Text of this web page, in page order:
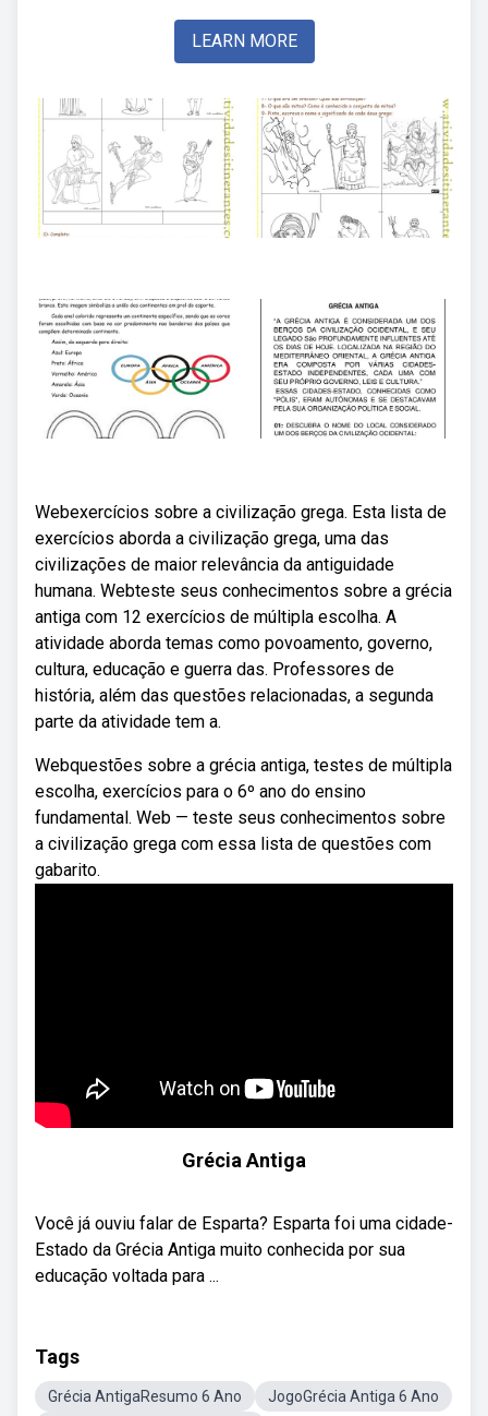
LEARN MORE
Webexercícios sobre a civilização grega. Esta lista de
exercícios aborda a civilização grega, uma das
civilizações de maior relevância da antiguidade
humana. Webteste seus conhecimentos sobre a grécia
antiga com 12 exercícios de múltipla escolha. A
atividade aborda temas como povoamento, governo,
cultura, educação e guerra das. Professores de
história, além das questões relacionadas, a segunda
parte da atividade tem a.
Webquestões sobre a grécia antiga, testes de múltipla
escolha, exercícios para o 6º ano do ensino
fundamental. Web — teste seus conhecimentos sobre
a civilização grega com essa lista de questões com
gabarito.
Grécia Antiga
Você já ouviu falar de Esparta? Esparta foi uma cidade-
Estado da Grécia Antiga muito conhecida por sua
educação voltada para ...
Tags
Grécia AntigaResumo 6 Ano JogoGrécia Antiga 6 Ano